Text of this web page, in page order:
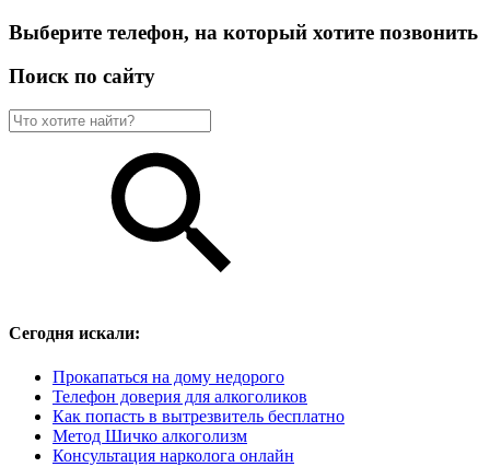
Выберите телефон, на который хотите позвонить
Поиск по сайту
Сегодня искали:
Прокапаться на дому недорого
Телефон доверия для алкоголиков
Как попасть в вытрезвитель бесплатно
Метод Шичко алкоголизм
Консультация нарколога онлайн